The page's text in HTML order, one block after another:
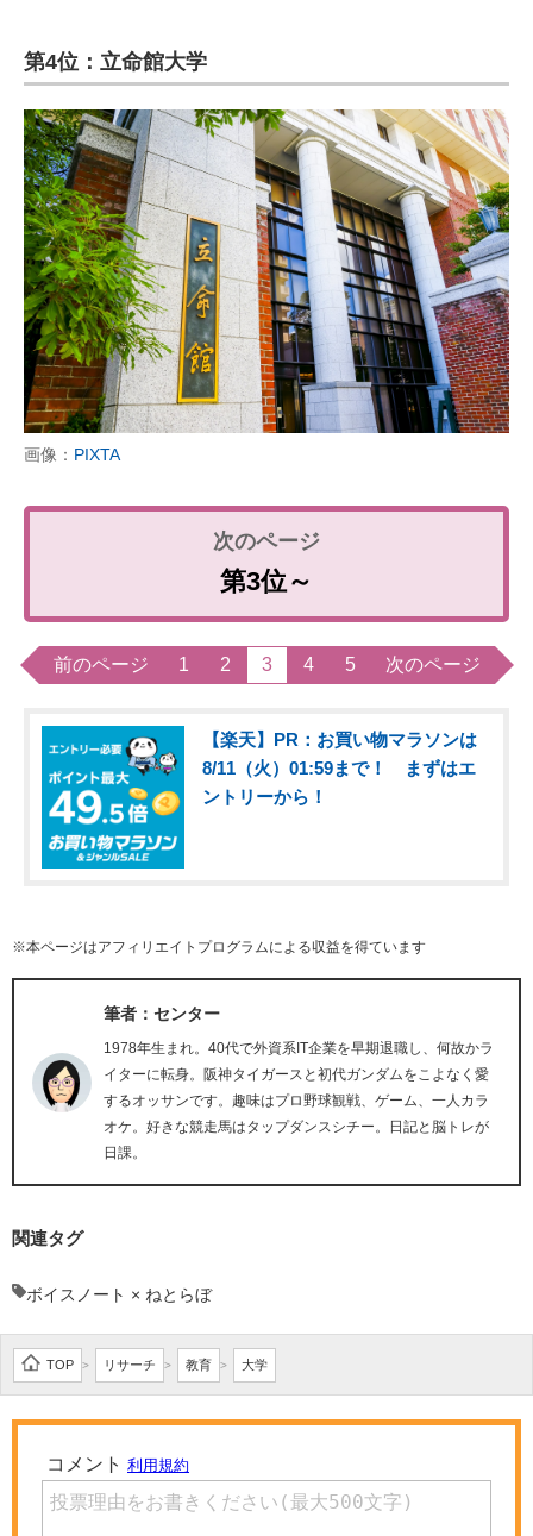
第4位：立命館大学
画像： PIXTA
第3位～
前のページ 1 2 3 4 5 次のページ
【楽天】PR：お買い物マラソンは
8/11（火）01:59まで！ まずはエ
ントリーから！
※本ページはアフィリエイトプログラムによる収益を得ています
筆者：センター
1978年生まれ。40代で外資系IT企業を早期退職し、何故かラ
イターに転身。阪神タイガースと初代ガンダムをこよなく愛
するオッサンです。趣味はプロ野球観戦、ゲーム、一人カラ
オケ。好きな競走馬はタップダンスシチー。日記と脳トレが
日課。
関連タグ
ボイスノート × ねとらぼ
TOP > リサーチ > 教育 > 大学